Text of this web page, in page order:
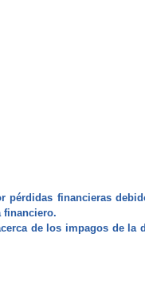
pérdidas financieras
financiero.
de los impagos de la